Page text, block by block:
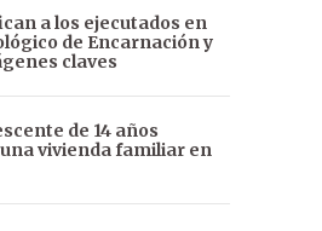
a los ejecutados en
de Encarnación y
claves
de 14 años
vivienda familiar en